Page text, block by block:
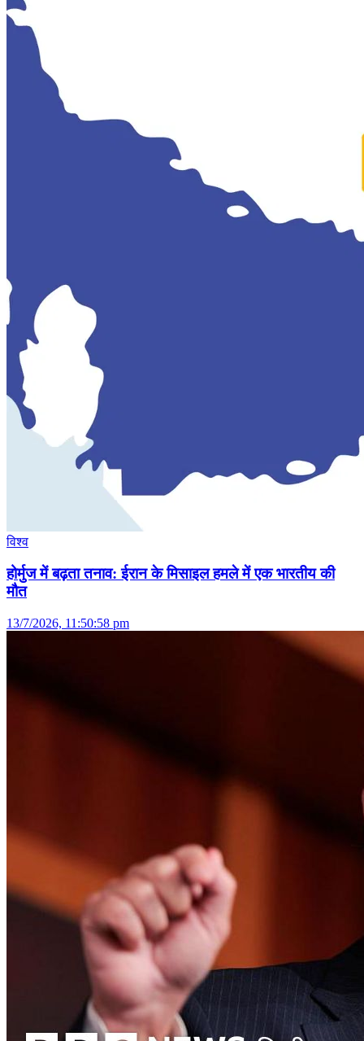
विश्व
होर्मुज में बढ़ता तनाव: ईरान के मिसाइल हमले में एक भारतीय की
मौत
13/7/2026, 11:50:58 pm